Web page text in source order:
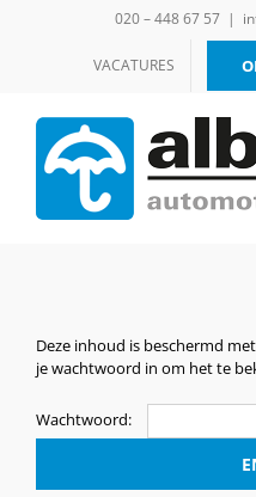
020 – 448 67 57 |
VACATURES
Deze inhoud is beschermd
je wachtwoord in om het te
Wachtwoord: